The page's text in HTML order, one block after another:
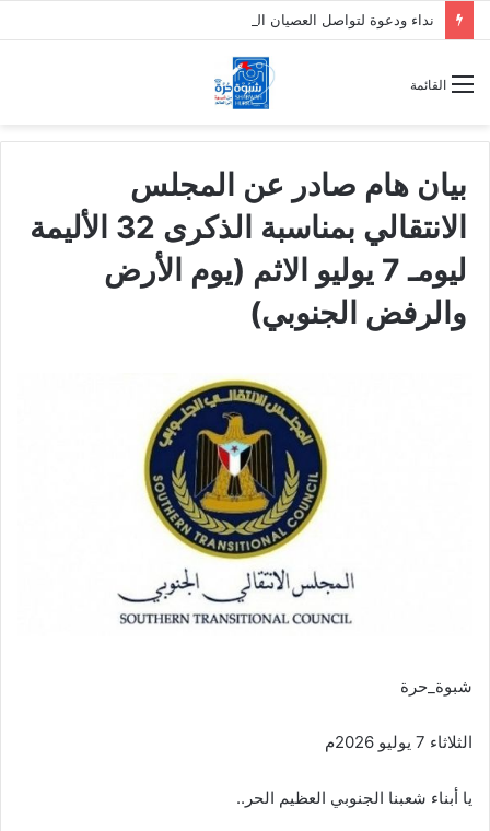
نداء ودعوة لتواصل العصيان المدني السلمي في العاصمة عدن
القائمة
بيان هام صادر عن المجلس
الانتقالي بمناسبة الذكرى 32 الأليمة
ليومـ 7 يوليو الاثم (يوم الأرض
والرفض الجنوبي)
شبوة_حرة
الثلاثاء 7 يوليو 2026م
يا أبناء شعبنا الجنوبي العظيم الحر..